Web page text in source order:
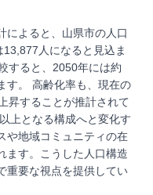
によると、山県市の人口
人になると見込ま
すると、2050年には約
す。 高齢化率も、現在の
昇することが推計されて
上となる構成へと変化す
や地域コミュニティの在
ます。こうした人口構造
重要な視点を提供してい